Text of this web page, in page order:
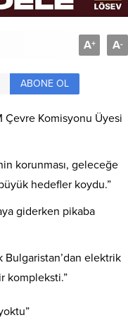
A+ A-
ABONE OL
Çevre Komisyonu Üyesi
korunması, geleceğe
hedefler koydu.”
giderken pikaba
Bulgaristan’dan elektrik
kompleksti.”